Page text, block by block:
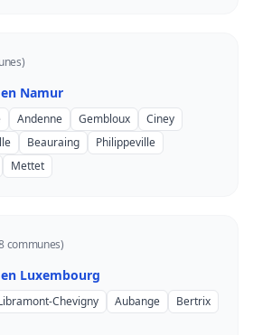
Namur
Andenne Gembloux
Ciney
Beauraing
Philippeville
Mettet
communes)
Luxembourg
Chevigny Aubange
Bertrix